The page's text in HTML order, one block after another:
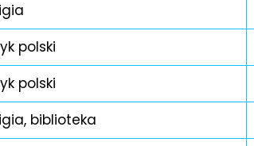
polski
polski
biblioteka